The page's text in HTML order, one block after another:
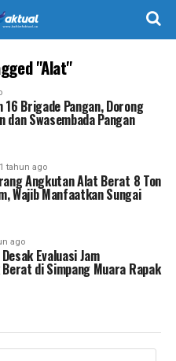
"Alat"
16 Brigade Pangan, Dorong
Swasembada Pangan
1 tahun ago
Angkutan Alat Berat 8 Ton
Wajib Manfaatkan Sungai
ago
Evaluasi Jam
di Simpang Muara Rapak